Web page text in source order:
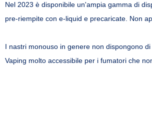
Nel 2023 è disponibile un'ampia gamma di
pre-riempite con e-liquid e precaricate. Non
I nastri monouso in genere non dispongono
Vaping molto accessibile per i fumatori che